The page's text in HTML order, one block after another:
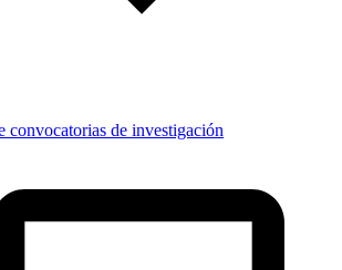
convocatorias de investigación